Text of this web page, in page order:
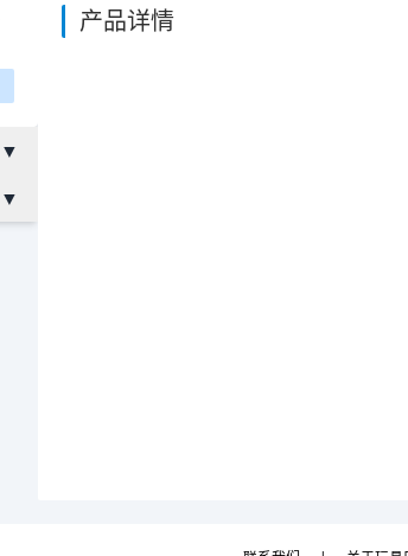
▼
▼
产品详情